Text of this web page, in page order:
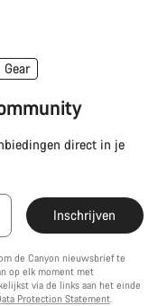
direct in je
Inschrijven
de Canyon nieuwsbrief te
op elk moment met
via de links aan het einde
Protection Statement.